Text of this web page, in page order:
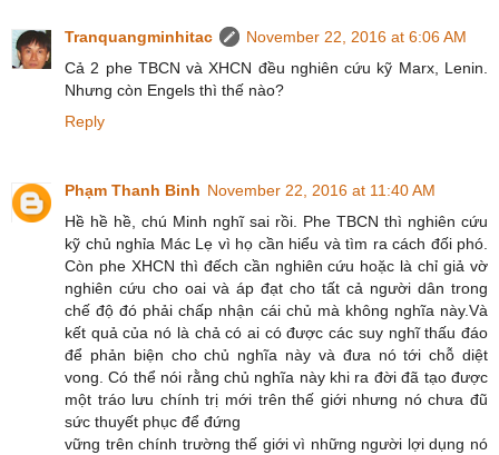
Tranquangminhitac
November 22, 2016 at 6:06 AM
Cả 2 phe TBCN và XHCN đều nghiên cứu kỹ Marx, Lenin.
Nhưng còn Engels thì thế nào?
Reply
Phạm Thanh Binh November 22, 2016 at 11:40 AM
Hề hề hề, chú Minh nghĩ sai rồi. Phe TBCN thì nghiên cứu
kỹ chủ nghỉa Mác Lẹ vì họ cần hiểu và tìm ra cách đối phó.
Còn phe XHCN thì đếch cần nghiên cứu hoặc là chỉ giả vờ
nghiên cứu cho oai và áp đạt cho tất cả người dân trong
chế độ đó phải chấp nhận cái chủ mà không nghĩa này.Và
kết quả của nó là chả có ai có được các suy nghĩ thấu đáo
để phản biện cho chủ nghĩa này và đưa nó tới chỗ diệt
vong. Có thể nói rằng chủ nghĩa này khi ra đời đã tạo được
một tráo lưu chính trị mới trên thế giới nhưng nó chưa đũ
sức thuyết phục để đứng
vững trên chính trường thế giới vì những người lợi dụng nó